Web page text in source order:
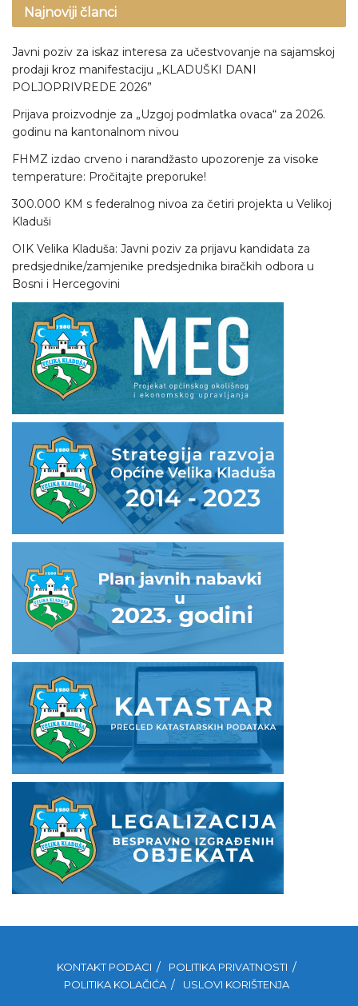
Najnoviji članci
Javni poziv za iskaz interesa za učestvovanje na sajamskoj
prodaji kroz manifestaciju „KLADUŠKI DANI
POLJOPRIVREDE 2026”
Prijava proizvodnje za „Uzgoj podmlatka ovaca“ za 2026.
godinu na kantonalnom nivou
FHMZ izdao crveno i narandžasto upozorenje za visoke
temperature: Pročitajte preporuke!
300.000 KM s federalnog nivoa za četiri projekta u Velikoj
Kladuši
OIK Velika Kladuša: Javni poziv za prijavu kandidata za
predsjednike/zamjenike predsjednika biračkih odbora u
Bosni i Hercegovini
KONTAKT PODACI
POLITIKA PRIVATNOSTI
POLITIKA KOLAČIĆA
USLOVI KORIŠTENJA